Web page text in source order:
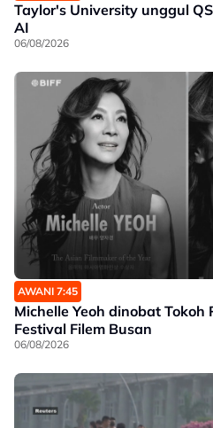
Taylor's University unggul
AI
06/08/2026
AWANI 7:45
Michelle Yeoh dinobat Tokoh
Festival Filem Busan
06/08/2026